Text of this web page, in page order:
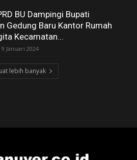
BU Dampingi Bupati
Gedung Baru Kantor Rumah
Kecamatan...
9 Januari 2024
lebih banyak